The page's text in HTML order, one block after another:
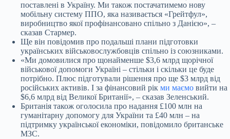
поставлені в Україну. Ми також постачатимемо нову
мобільну систему ППО, яка називається «Грейтфул»,
виробництво якої профінансовано спільно з Данією», –
сказав Стармер.
Ще він повідомив про подальші плани підготовки
українських військовослужбовців спільно із союзниками.
«Ми домовилися про щонайменше $3,6 млрд щорічної
військової допомоги Україні – стільки і скільки це буде
потрібно. Плюс підготували рішення про ще $3 млрд від
російських активів. І за фінансовий рік ми маємо вийти на
$6,6 млрд від Великої Британії», – сказав Зеленський.
Британія також оголосила про надання £100 млн на
гуманітарну допомогу для України та £40 млн – на
підтримку української економіки, повідомило британське
МЗС.